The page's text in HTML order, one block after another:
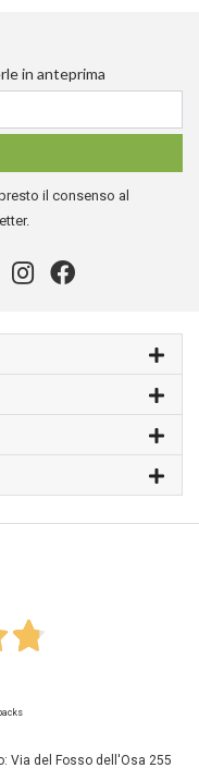
in anteprima
il consenso al
Via del Fosso dell'Osa 255